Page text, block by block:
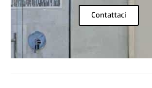
Contattaci